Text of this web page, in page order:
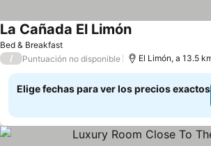
Bed & Breakfast
La Cañada El Limón
/ Puntuación no disponible
Elige fechas para ver los precios exactos